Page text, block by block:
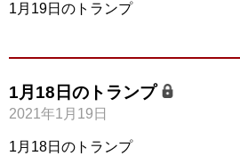
1月19日のトランプ
1月18日のトランプ
2021年1月19日
1月18日のトランプ